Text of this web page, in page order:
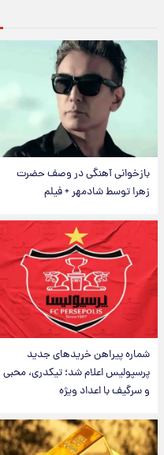
بازخوانی آهنگی در وصف حضرت
زهرا توسط شادمهر + فیلم
شماره پیراهن خریدهای جدید
پرسپولیس اعلام شد؛ تیکدری، محبی
و سرگیف با اعداد ویژه